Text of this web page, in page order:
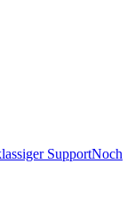
SupportNoch